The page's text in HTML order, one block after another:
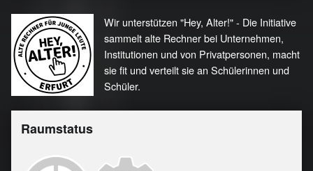
Wir unterstützen "Hey, Alter!" - Die Initiative
sammelt alte Rechner bei Unternehmen,
Institutionen und von Privatpersonen, macht
sie fit und verteilt sie an Schülerinnen und
Schüler.
Raumstatus